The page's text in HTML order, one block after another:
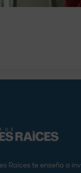
Raíces te enseña a